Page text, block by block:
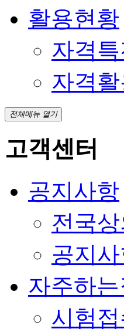
활용현황
자격특
자격
전체메뉴 열기
고객센터
공지사항
전국
공지
자주하
시험접